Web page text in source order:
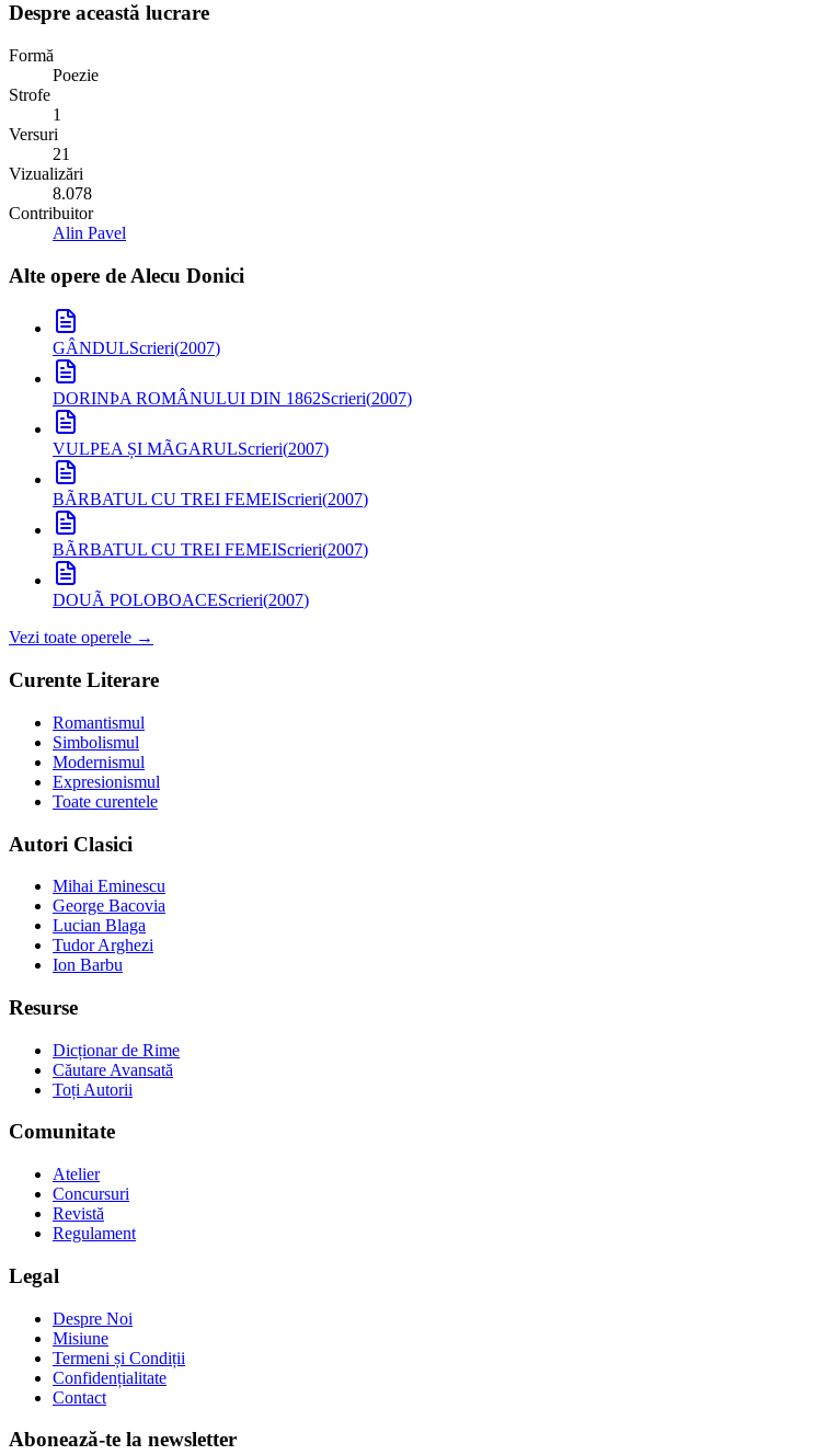
Despre această lucrare
Formă
Poezie
Strofe
1
Versuri
21
Vizualizări
8.078
Contribuitor
Alin Pavel
Alte opere de Alecu Donici
GÂNDULScrieri(2007)
DORINÞA ROMÂNULUI DIN 1862Scrieri(2007)
VULPEA ȘI MÃGARULScrieri(2007)
BÃRBATUL CU TREI FEMEIScrieri(2007)
BÃRBATUL CU TREI FEMEIScrieri(2007)
DOUÃ POLOBOACEScrieri(2007)
Vezi toate operele →
Curente Literare
Romantismul
Simbolismul
Modernismul
Expresionismul
Toate curentele
Autori Clasici
Mihai Eminescu
George Bacovia
Lucian Blaga
Tudor Arghezi
Ion Barbu
Resurse
Dicționar de Rime
Căutare Avansată
Toți Autorii
Comunitate
Atelier
Concursuri
Revistă
Regulament
Legal
Despre Noi
Misiune
Termeni și Condiții
Confidențialitate
Contact
Abonează-te la newsletter